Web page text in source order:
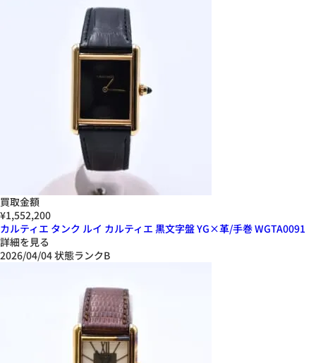
買取金額
¥1,552,200
カルティエ タンク ルイ カルティエ 黒文字盤 YG×革/手巻 WGTA0091
詳細を見る
2026/04/04状態ランクB